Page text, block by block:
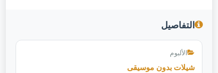
التفاصيل
الألبوم
شيلات بدون موسيقى